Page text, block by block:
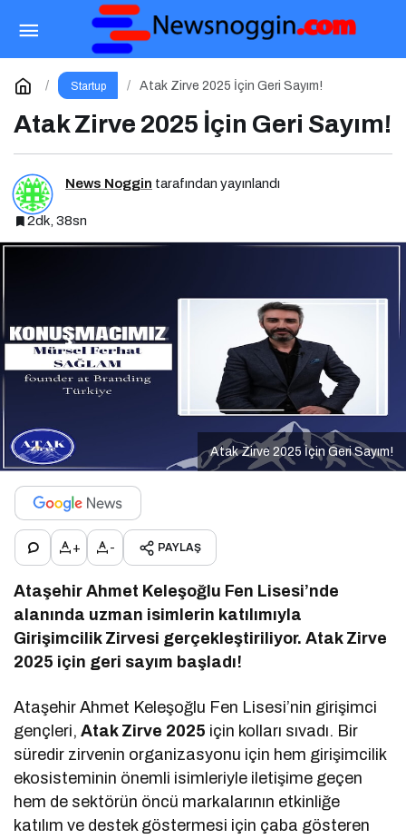
Startup Atak Zirve 2025 İçin Geri Sayım!
Atak Zirve 2025 İçin Geri Sayım!
News Noggin tarafından yayınlandı
2dk, 38sn
Atak Zirve 2025 İçin Geri Sayım!
+ - PAYLAŞ
Ataşehir Ahmet Keleşoğlu Fen Lisesi’nde
alanında uzman isimlerin katılımıyla
Girişimcilik Zirvesi gerçekleştiriliyor. Atak Zirve
2025 için geri sayım başladı!
Ataşehir Ahmet Keleşoğlu Fen Lisesi’nin girişimci
gençleri,Atak Zirve 2025 için kolları sıvadı. Bir
süredir zirvenin organizasyonu için hem girişimcilik
ekosisteminin önemli isimleriyle iletişime geçen
hem de sektörün öncü markalarının etkinliğe
katılım ve destek göstermesi için çaba gösteren
Enformasyon Ekosisteminde Dezenformasyon
ve Çözüm Arayışları
Yorum Yap